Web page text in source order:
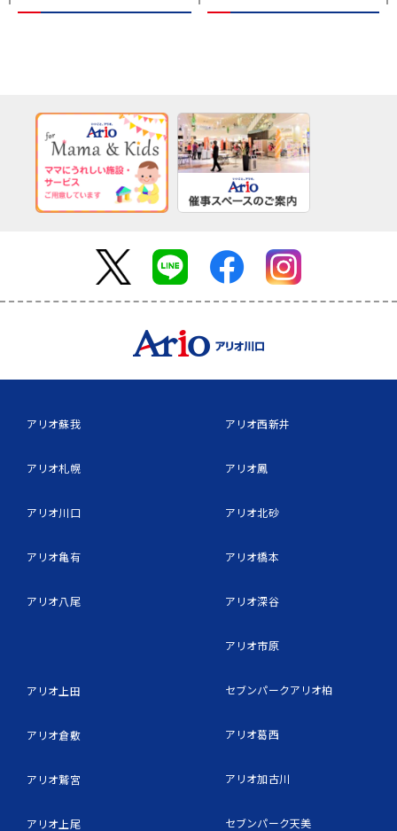
アリオ蘇我
アリオ札幌
アリオ川口
アリオ亀有
アリオ八尾
アリオ上田
アリオ倉敷
アリオ鷲宮
アリオ上尾
アリオ西新井
アリオ鳳
アリオ北砂
アリオ橋本
アリオ深谷
アリオ市原
セブンパークアリオ柏
アリオ葛西
アリオ加古川
セブンパーク天美